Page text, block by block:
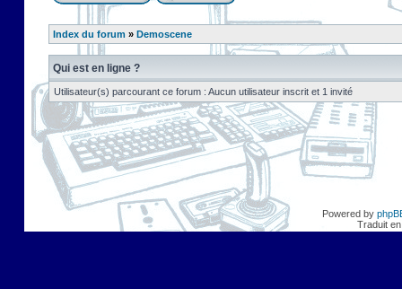
Index du forum » Demoscene
Qui est en ligne ?
Utilisateur(s) parcourant ce forum : Aucun utilisateur inscrit et 1 invité
Powered by
Traduit